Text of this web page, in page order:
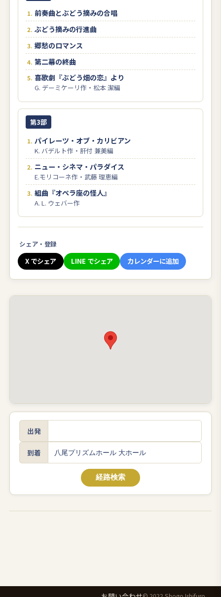
前奏曲とぶどう摘みの合唱
ぶどう摘みの行進曲
郷愁のロマンス
第二幕の終曲
喜歌劇『ぶどう畑の恋』より
G. デーミケーリ作・松本 潔編
第3部
パイレーツ・オブ・カリビアン
K. バデルト作・肝付 兼美編
ニュー・シネマ・パラダイス
E.モリコーネ作・武藤 理恵編
組曲『オペラ座の怪人』
A. L. ウェバー作
シェア・登録
X でシェア LINE でシェア カレンダーに追加
出発
到着
経路検索